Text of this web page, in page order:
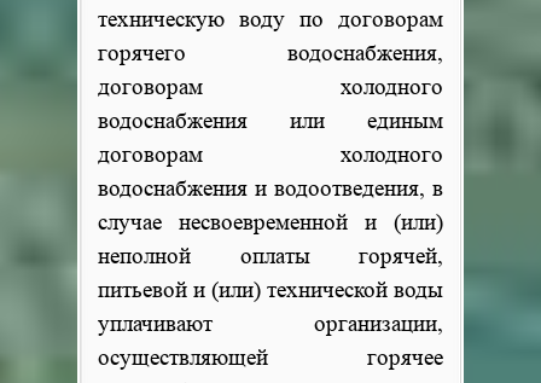
техническую воду по договорам
горячего водоснабжения,
договорам холодного
водоснабжения или единым
договорам холодного
водоснабжения и водоотведения, в
случае несвоевременной и (или)
неполной оплаты горячей,
питьевой и (или) технической воды
уплачивают организации,
осуществляющей горячее